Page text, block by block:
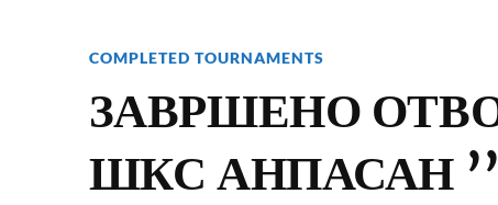
COMPLETED TOURNAMENTS
ЗАВРШЕНО
ШКС АНПАСАН